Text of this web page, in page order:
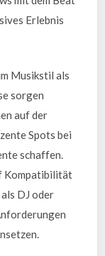
Erlebnis
Musikstil als
sorgen
auf der
Spots bei
schaffen.
Kompatibilität
DJ oder